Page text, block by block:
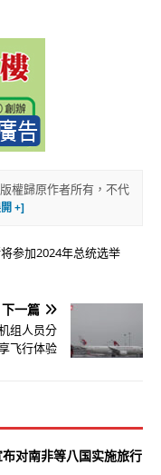
權歸原作者所有，不代
参加2024年总统选举
下一篇
组人员分
飞行体验
对南非等八国实施旅行